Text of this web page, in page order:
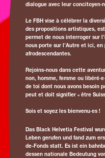
dialogue avec leur
Le FBH vise à célébrer la
des propositions artistiques,
permet de nous interroger sur
nous porte sur l’Autre et ici,
afrodescendantes.
Rejoins-nous dans cette
non, homme, femme ou
de toi dont nous avons besoin
peut et doit signifier « être
Sois et soyez les bienvenu·es !
Das Black Helvetia Festival
Leben gerufen und fand zum
de-Fonds statt. Es ist ein
dessen nationale Bedeutung